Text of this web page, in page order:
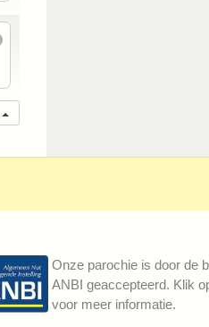
Onze parochie is door de
ANBI geaccepteerd. Klik
voor meer informatie.